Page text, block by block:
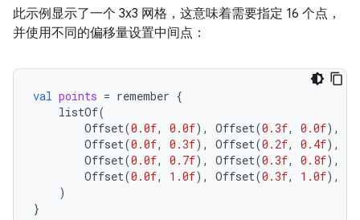
此示例显示了一个 3x3 网格，这意味着需要指定 16 个点，
并使用不同的偏移量设置中间点：
val points = remember {
listOf(
Offset(0.0f, 0.0f), Offset(0.3f, 0.0f),
Offset(0.0f, 0.3f), Offset(0.2f, 0.4f),
Offset(0.0f, 0.7f), Offset(0.3f, 0.8f),
Offset(0.0f, 1.0f), Offset(0.3f, 1.0f),
)
}